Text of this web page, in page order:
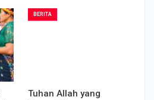
BERITA
Tuhan Allah yang